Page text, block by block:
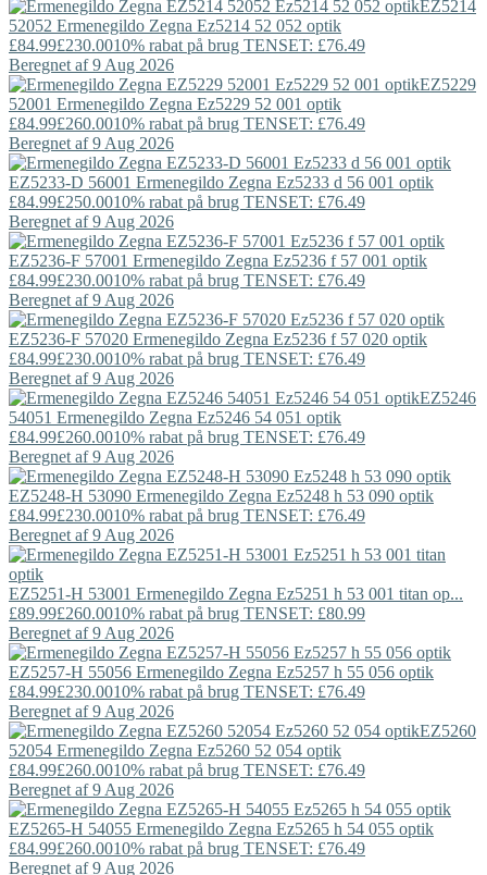
EZ5214
52052 Ermenegildo Zegna Ez5214 52 052 optik
£84.99£230.0010% rabat på brug TENSET: £76.49
Beregnet af 9 Aug 2026
EZ5229
52001 Ermenegildo Zegna Ez5229 52 001 optik
£84.99£260.0010% rabat på brug TENSET: £76.49
Beregnet af 9 Aug 2026
EZ5233-D 56001 Ermenegildo Zegna Ez5233 d 56 001 optik
£84.99£250.0010% rabat på brug TENSET: £76.49
Beregnet af 9 Aug 2026
EZ5236-F 57001 Ermenegildo Zegna Ez5236 f 57 001 optik
£84.99£230.0010% rabat på brug TENSET: £76.49
Beregnet af 9 Aug 2026
EZ5236-F 57020 Ermenegildo Zegna Ez5236 f 57 020 optik
£84.99£230.0010% rabat på brug TENSET: £76.49
Beregnet af 9 Aug 2026
EZ5246
54051 Ermenegildo Zegna Ez5246 54 051 optik
£84.99£260.0010% rabat på brug TENSET: £76.49
Beregnet af 9 Aug 2026
EZ5248-H 53090 Ermenegildo Zegna Ez5248 h 53 090 optik
£84.99£230.0010% rabat på brug TENSET: £76.49
Beregnet af 9 Aug 2026
EZ5251-H 53001 Ermenegildo Zegna Ez5251 h 53 001 titan op...
£89.99£260.0010% rabat på brug TENSET: £80.99
Beregnet af 9 Aug 2026
EZ5257-H 55056 Ermenegildo Zegna Ez5257 h 55 056 optik
£84.99£230.0010% rabat på brug TENSET: £76.49
Beregnet af 9 Aug 2026
EZ5260
52054 Ermenegildo Zegna Ez5260 52 054 optik
£84.99£260.0010% rabat på brug TENSET: £76.49
Beregnet af 9 Aug 2026
EZ5265-H 54055 Ermenegildo Zegna Ez5265 h 54 055 optik
£84.99£260.0010% rabat på brug TENSET: £76.49
Beregnet af 9 Aug 2026